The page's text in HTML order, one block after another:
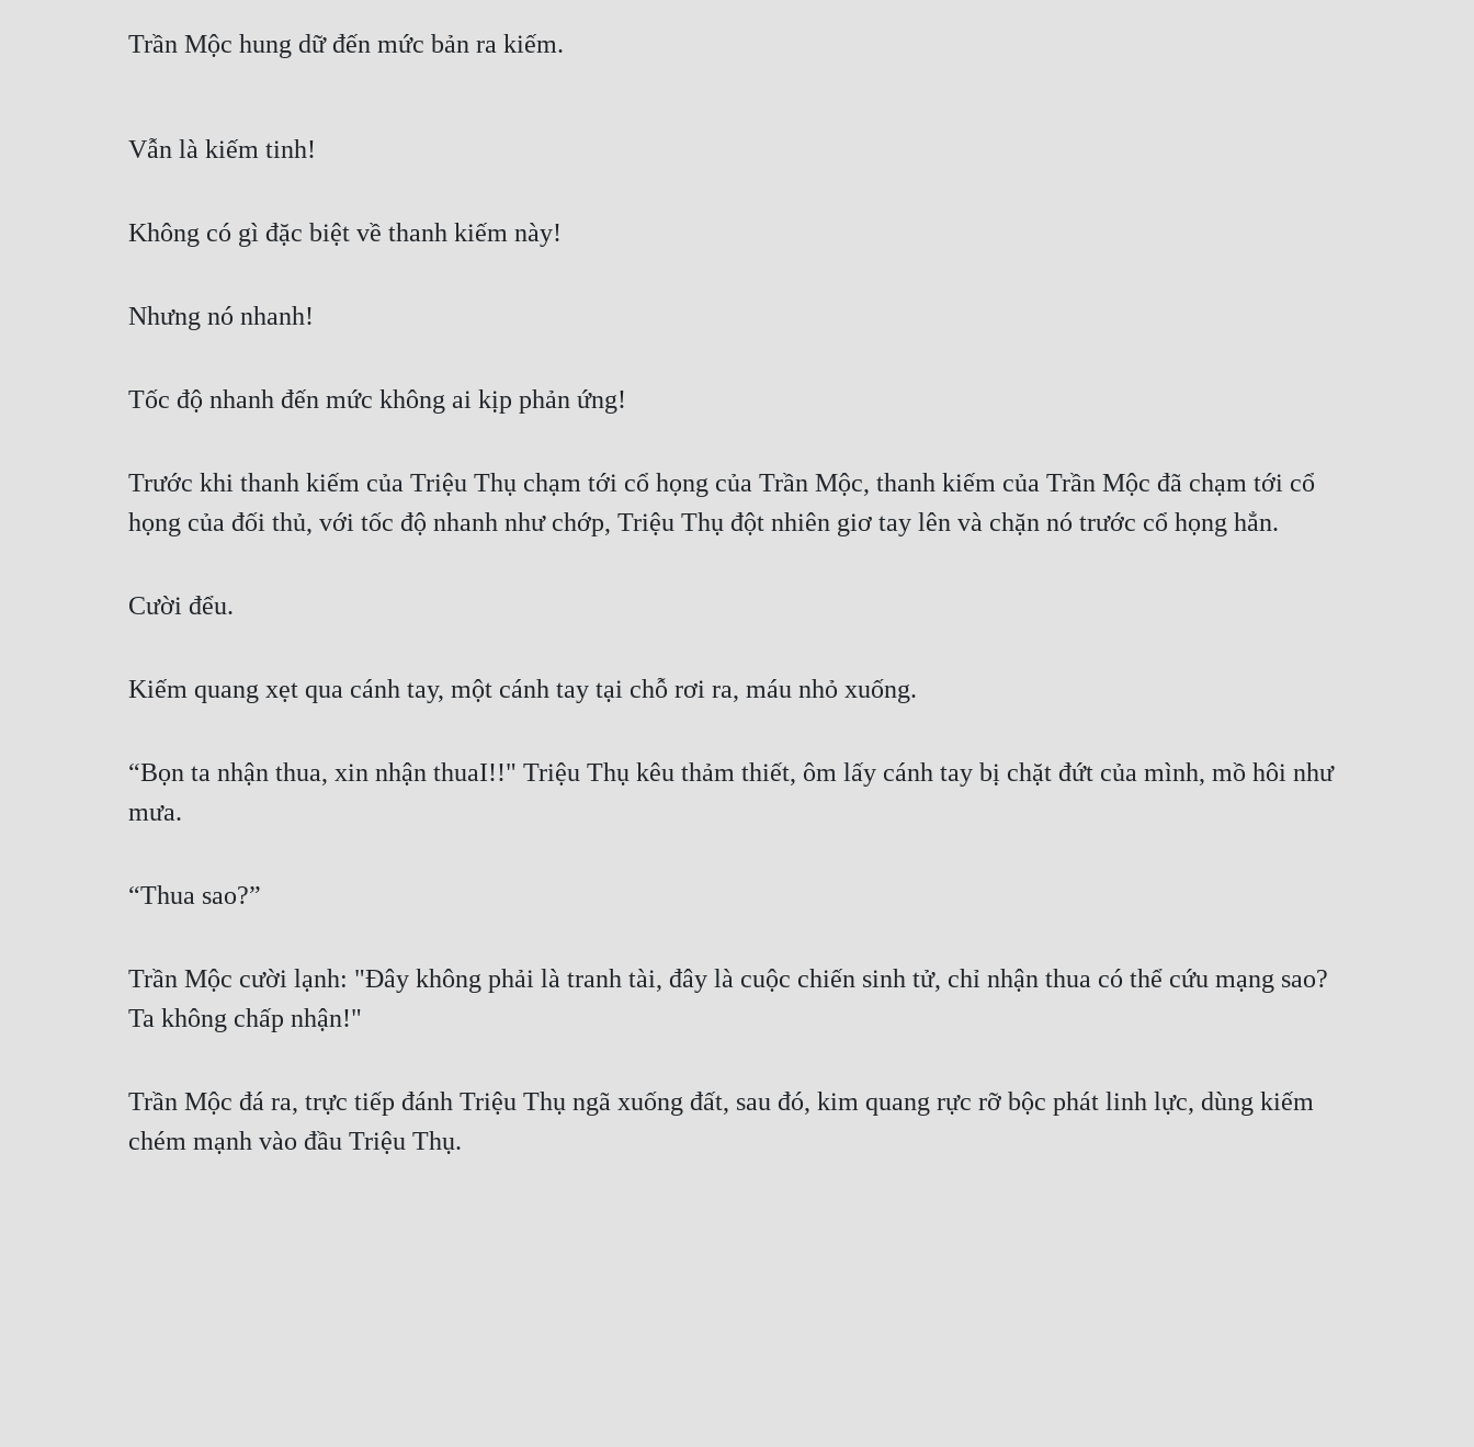
Trần Mộc hung dữ đến mức bản ra kiếm.
Vẫn là kiếm tinh!
Không có gì đặc biệt về thanh kiếm này!
Nhưng nó nhanh!
Tốc độ nhanh đến mức không ai kịp phản ứng!
Trước khi thanh kiếm của Triệu Thụ chạm tới cổ họng của Trần Mộc, thanh kiếm của Trần Mộc đã chạm tới cổ
họng của đối thủ, với tốc độ nhanh như chớp, Triệu Thụ đột nhiên giơ tay lên và chặn nó trước cổ họng hẳn.
Cười đểu.
Kiếm quang xẹt qua cánh tay, một cánh tay tại chỗ rơi ra, máu nhỏ xuống.
“Bọn ta nhận thua, xin nhận thuaI!!" Triệu Thụ kêu thảm thiết, ôm lấy cánh tay bị chặt đứt của mình, mồ hôi như
mưa.
“Thua sao?”
Trần Mộc cười lạnh: "Đây không phải là tranh tài, đây là cuộc chiến sinh tử, chỉ nhận thua có thể cứu mạng sao?
Ta không chấp nhận!"
Trần Mộc đá ra, trực tiếp đánh Triệu Thụ ngã xuống đất, sau đó, kim quang rực rỡ bộc phát linh lực, dùng kiếm
chém mạnh vào đầu Triệu Thụ.